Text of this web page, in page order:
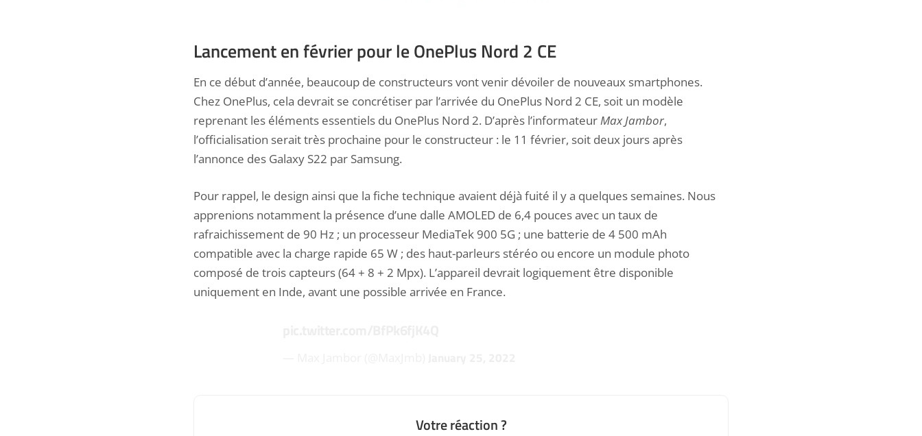
Lancement en février pour le OnePlus Nord 2 CE
En ce début d’année, beaucoup de constructeurs vont venir dévoiler de nouveaux smartphones.
Chez OnePlus, cela devrait se concrétiser par l’arrivée du OnePlus Nord 2 CE, soit un modèle
reprenant les éléments essentiels du OnePlus Nord 2. D’après l’informateurMax Jambor,
l’officialisation serait très prochaine pour le constructeur : le 11 février, soit deux jours après
l’annonce des Galaxy S22 par Samsung.
Pour rappel, le design ainsi que la fiche technique avaient déjà fuité il y a quelques semaines. Nous
apprenions notamment la présence d’une dalle AMOLED de 6,4 pouces avec un taux de
rafraichissement de 90 Hz ; un processeur MediaTek 900 5G ; une batterie de 4 500 mAh
compatible avec la charge rapide 65 W ; des haut-parleurs stéréo ou encore un module photo
composé de trois capteurs (64 + 8 + 2 Mpx). L’appareil devrait logiquement être disponible
uniquement en Inde, avant une possible arrivée en France.
Votre réaction ?